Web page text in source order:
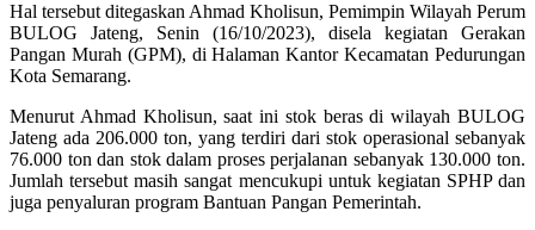
Hal tersebut ditegaskan Ahmad Kholisun, Pemimpin Wilayah Perum
BULOG Jateng, Senin (16/10/2023), disela kegiatan Gerakan
Pangan Murah (GPM), di Halaman Kantor Kecamatan Pedurungan
Kota Semarang.
Menurut Ahmad Kholisun, saat ini stok beras di wilayah BULOG
Jateng ada 206.000 ton, yang terdiri dari stok operasional sebanyak
76.000 ton dan stok dalam proses perjalanan sebanyak 130.000 ton.
Jumlah tersebut masih sangat mencukupi untuk kegiatan SPHP dan
juga penyaluran program Bantuan Pangan Pemerintah.